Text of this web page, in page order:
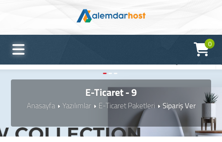
0
E-Ticaret - 9
Anasayfa Yazılımlar E-Ticaret Paketleri Sipariş Ver